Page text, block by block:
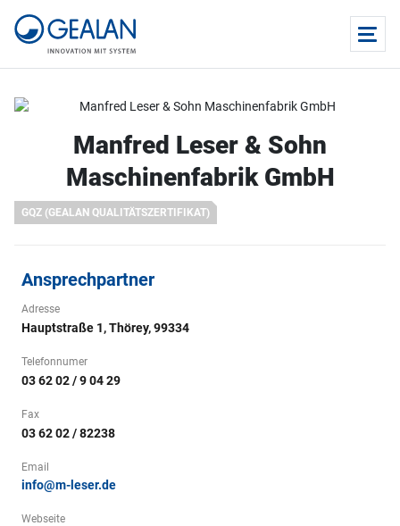
Manfred Leser & Sohn
Maschinenfabrik GmbH
GQZ (GEALAN QUALITÄTSZERTIFIKAT)
Ansprechpartner
Adresse
Hauptstraße 1, Thörey, 99334
Telefonnumer
03 62 02 / 9 04 29
Fax
03 62 02 / 82238
Email
info@m-leser.de
Webseite